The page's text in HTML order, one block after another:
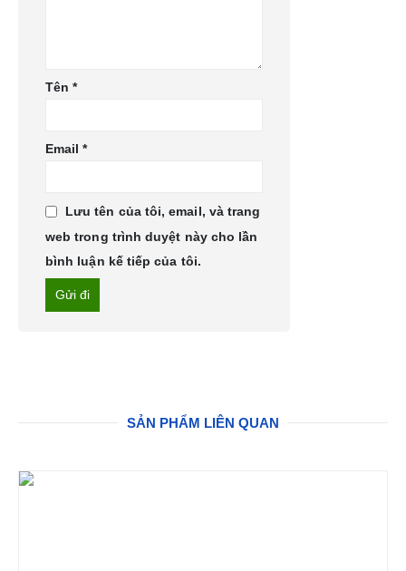
Tên*
Email*
Lưu tên của tôi, email, và trang
web trong trình duyệt này cho lần
bình luận kế tiếp của tôi.
SẢN PHẨM LIÊN QUAN